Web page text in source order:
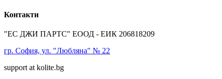
Контакти
"ЕС ДЖИ ПАРТС" ЕООД - ЕИК 206818209
гр. София, ул. "Любляна" № 22
support at kolite.bg